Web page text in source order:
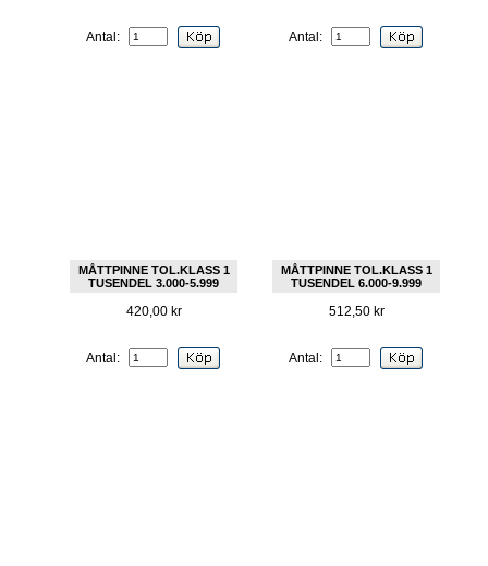
Antal: Antal:
MÅTTPINNE TOL.KLASS 1
TUSENDEL 3.000-5.999
420,00 kr
Antal:
MÅTTPINNE TOL.KLASS 1
TUSENDEL 6.000-9.999
512,50 kr
Antal: